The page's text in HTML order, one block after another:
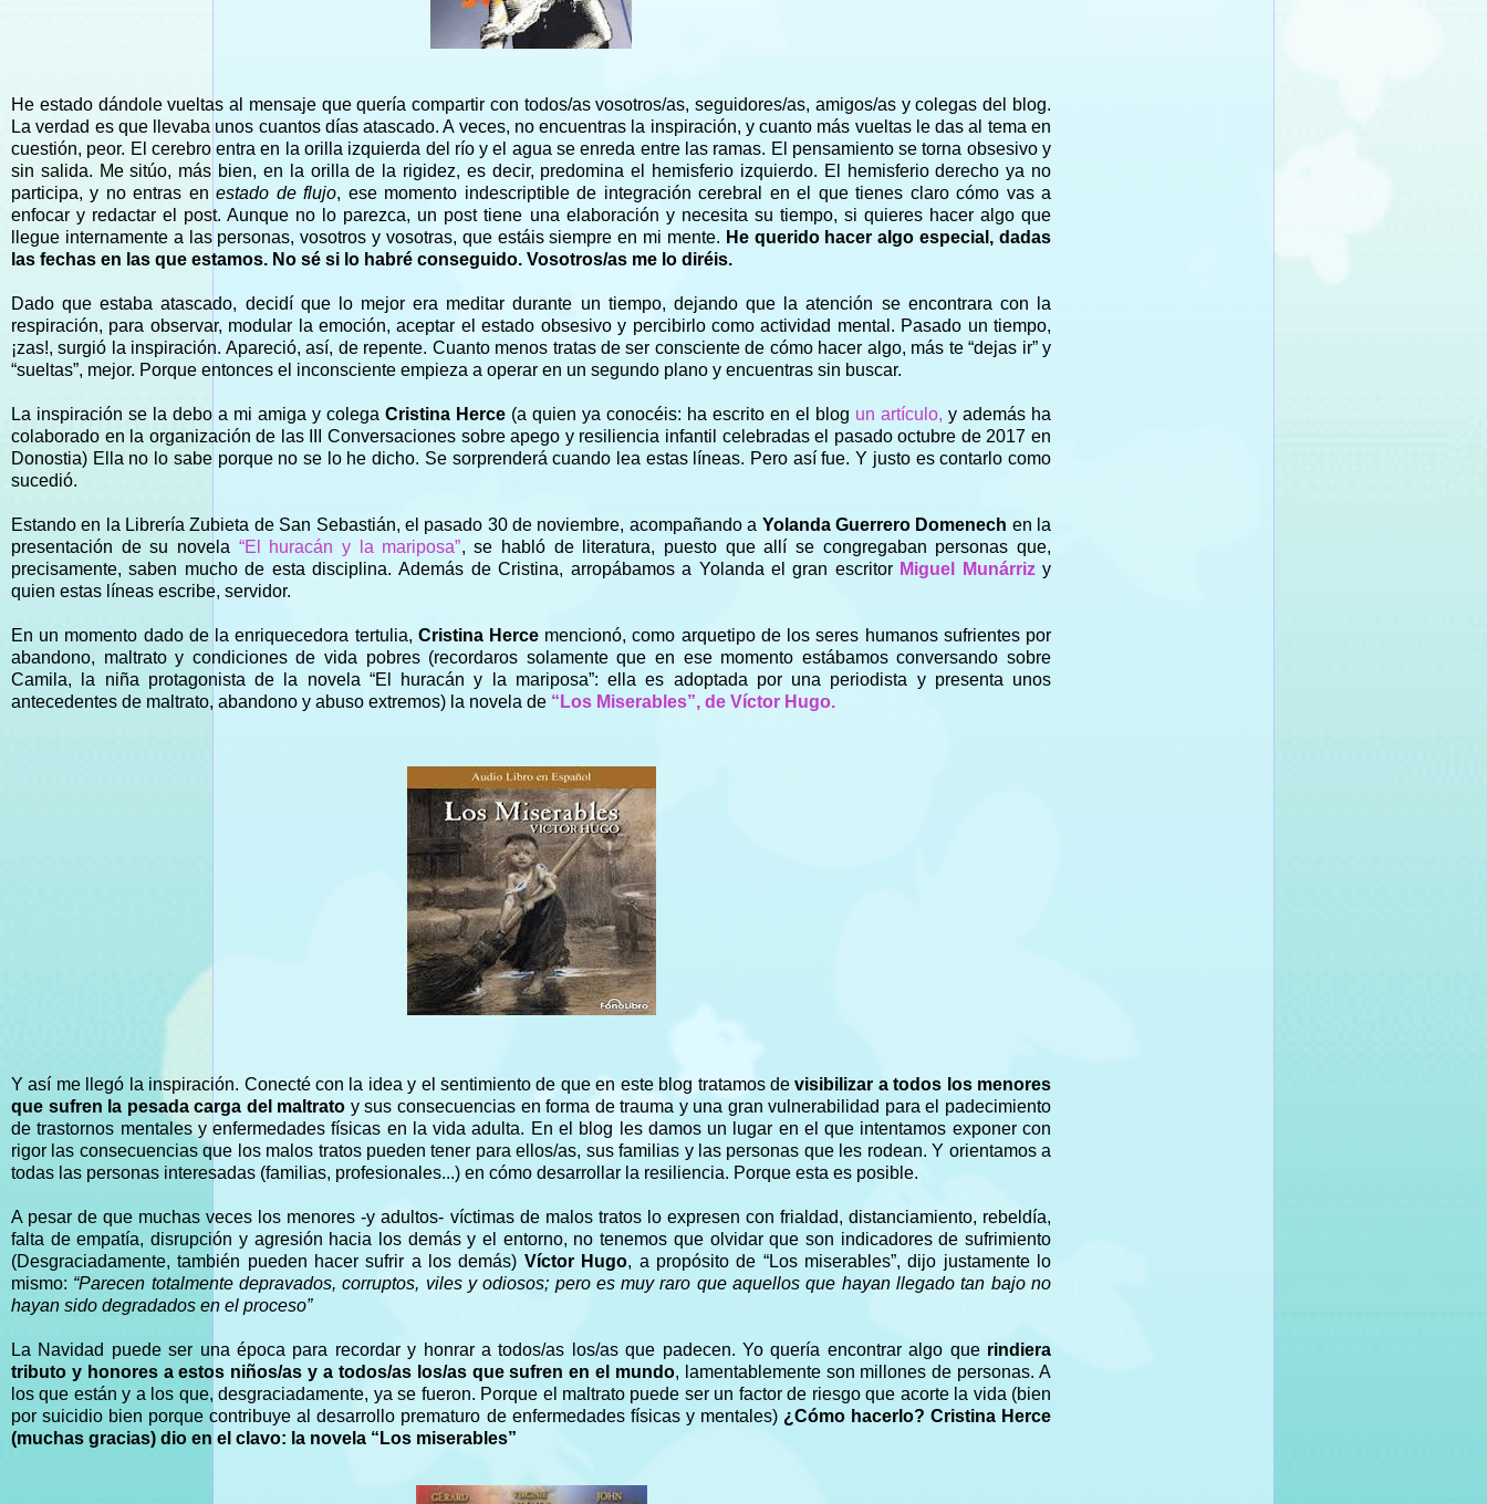
He estado dándole vueltas al mensaje que quería compartir con todos/as vosotros/as, seguidores/as, amigos/as y colegas del blog.
La verdad es que llevaba unos cuantos días atascado. A veces, no encuentras la inspiración, y cuanto más vueltas le das al tema en
cuestión, peor. El cerebro entra en la orilla izquierda del río y el agua se enreda entre las ramas. El pensamiento se torna obsesivo y
sin salida. Me sitúo, más bien, en la orilla de la rigidez, es decir, predomina el hemisferio izquierdo. El hemisferio derecho ya no
participa, y no entras enestado de flujo, ese momento indescriptible de integración cerebral en el que tienes claro cómo vas a
enfocar y redactar el post. Aunque no lo parezca, un post tiene una elaboración y necesita su tiempo, si quieres hacer algo que
llegue internamente a las personas, vosotros y vosotras, que estáis siempre en mi mente. He querido hacer algo especial, dadas
las fechas en las que estamos. No sé si lo habré conseguido. Vosotros/as me lo diréis.
Dado que estaba atascado, decidí que lo mejor era meditar durante un tiempo, dejando que la atención se encontrara con la
respiración, para observar, modular la emoción, aceptar el estado obsesivo y percibirlo como actividad mental. Pasado un tiempo,
¡zas!, surgió la inspiración. Apareció, así, de repente. Cuanto menos tratas de ser consciente de cómo hacer algo, más te “dejas ir” y
“sueltas”, mejor. Porque entonces el inconsciente empieza a operar en un segundo plano y encuentras sin buscar.
La inspiración se la debo a mi amiga y colega Cristina Herce (a quien ya conocéis: ha escrito en el blog un artículo, y además ha
colaborado en la organización de las III Conversaciones sobre apego y resiliencia infantil celebradas el pasado octubre de 2017 en
Donostia) Ella no lo sabe porque no se lo he dicho. Se sorprenderá cuando lea estas líneas. Pero así fue. Y justo es contarlo como
sucedió.
Estando en la Librería Zubieta de San Sebastián, el pasado 30 de noviembre, acompañando a Yolanda Guerrero Domenech en la
presentación de su novela “El huracán y la mariposa”, se habló de literatura, puesto queallí se congregaban personas que,
precisamente, saben mucho de esta disciplina. Además de Cristina, arropábamos a Yolanda el gran escritor Miguel Munárrizy
quien estas líneas escribe, servidor.
En un momento dado de la enriquecedora tertulia, Cristina Herce mencionó, como arquetipo de los seres humanos sufrientes por
abandono, maltrato y condiciones de vida pobres (recordaros solamente que en ese momento estábamos conversando sobre
Camila, la niña protagonista de la novela “El huracán y la mariposa”: ella es adoptada por una periodista y presenta unos
antecedentes de maltrato, abandono y abuso extremos) la novela de “Los Miserables”, de Víctor Hugo.
Y así me llegó la inspiración. Conecté con la idea y el sentimiento de que en este blog tratamos devisibilizar a todos los menores
que sufren la pesada carga del maltrato y sus consecuencias en forma de trauma y una gran vulnerabilidad para el padecimiento
de trastornos mentales y enfermedades físicas en la vida adulta. En el blog les damos un lugar en el que intentamos exponer con
rigor las consecuencias que los malos tratos pueden tener para ellos/as, sus familias y las personas que les rodean. Y orientamos a
todas las personas interesadas (familias, profesionales...) en cómo desarrollar la resiliencia. Porque esta es posible.
A pesar de que muchas veces los menores -y adultos- víctimas de malos tratos lo expresen con frialdad, distanciamiento, rebeldía,
falta de empatía, disrupción y agresión hacia los demás y el entorno, no tenemos que olvidar que son indicadores de sufrimiento
(Desgraciadamente, también pueden hacer sufrir a los demás) Víctor Hugo, a propósito de “Los miserables”, dijo justamente lo
mismo: “Parecen totalmente depravados, corruptos, viles y odiosos; pero es muy raro que aquellos que hayan llegado tan bajo no
hayan sido degradados en el proceso”
La Navidad puede ser una época para recordar y honrar a todos/as los/as que padecen. Yo quería encontrar algo que rindiera
tributo y honores a estos niños/as y a todos/as los/as que sufren en el mundo, lamentablemente son millones de personas. A
los que están y a los que, desgraciadamente, ya se fueron. Porque el maltrato puede ser un factor de riesgo que acorte la vida (bien
por suicidio bien porque contribuye al desarrollo prematuro de enfermedades físicas y mentales) ¿Cómo hacerlo? Cristina Herce
(muchas gracias) dio en el clavo: la novela “Los miserables”